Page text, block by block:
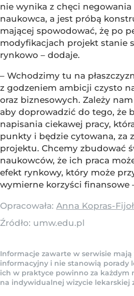
nie wynika z chęci
naukowca, a jest próbą
mającej spowodować, żę po
modyfikacjach projekt stanie
rynkowo – dodaje.
– Wchodzimy tu na
z godzeniem ambicji czysto
oraz biznesowych. Zależy
aby doprowadzić do tego, że
napisania ciekawej pracy,
punkty i będzie cytowana, za
projektu. Chcemy zbudować
naukowców, że ich praca
efekt rynkowy, który może
wymierne korzyści finansowe
Opracowała: Anna Kopras-
Źródło: umw.edu.pl
Informacje zawarte w serwisie mają
informacyjny i nie stanowią porady
ich w praktyce powinno za każdym
na indywidualnej wizycie lekarskiej